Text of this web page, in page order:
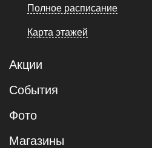
Полное расписание
Карта этажей
Акции
События
Фото
Магазины